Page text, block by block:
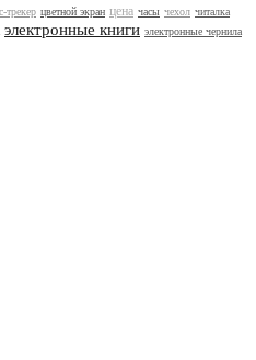
трекер цветной экран цена часы чехол читалка
электронные книги электронные чернила